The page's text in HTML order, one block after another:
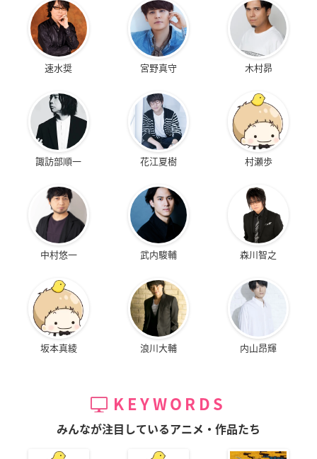
速水奨 宮野真守 木村昴
諏訪部順一 花江夏樹 村瀬歩
中村悠一 武内駿輔 森川智之
坂本真綾 浪川大輔 内山昂輝
KEYWORDS
みんなが注目しているアニメ・作品たち